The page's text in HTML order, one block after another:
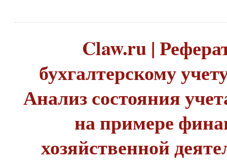
Claw.ru |
бухгалтерскому
Анализ состояния
на примере
хозяйственной